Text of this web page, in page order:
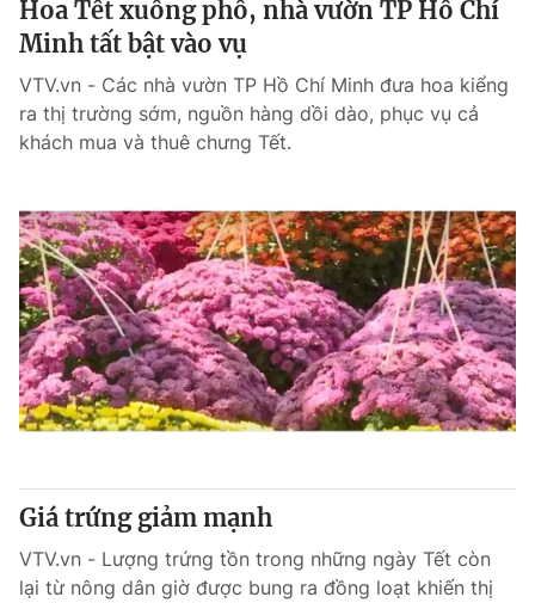
thuận bằng văn bản. Ghi rõ nguồn VTV.vn khi phát hành lại
thông tin từ website này.
Hoa Tết xuống phố, nhà vườn TP Hồ Chí
Minh tất bật vào vụ
VTV.vn - Các nhà vườn TP Hồ Chí Minh đưa hoa kiểng
ra thị trường sớm, nguồn hàng dồi dào, phục vụ cả
khách mua và thuê chưng Tết.
Giá trứng giảm mạnh
VTV.vn - Lượng trứng tồn trong những ngày Tết còn
lại từ nông dân giờ được bung ra đồng loạt khiến thị